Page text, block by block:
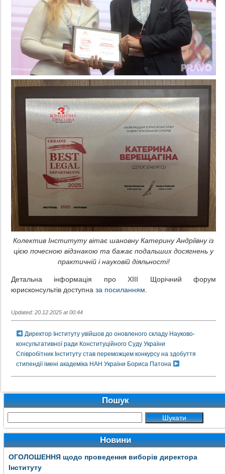
Колектив Інституту вітає шановну Катерину Андріївну із
цією почесною відзнакою та бажає подальших досягнень у
практичній і науковій діяльності!
Детальна інформація про ХIII Щорічний форум
юрисконсультів доступна за посиланням
Updated: 20.12.2025 at 00:44
Директор Інституту увійшов до оновленого складу Науково-
консультативної ради Конституційного Суду України
Співробітник Інституту став переможцем конкурсу на здобуття
стипендії імені академіка НАН України Бориса Патона
Пошук
Новини
ОГОЛОШЕННЯ щодо проведення виборів директора
Інституту